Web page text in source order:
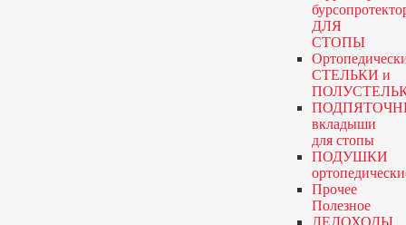
ДЛЯ
СТОПЫ
СТЕЛЬКИ и
вкладыши
для стопы
ПОДУШКИ
Прочее
Полезное
ЛЕДОХОДЫ